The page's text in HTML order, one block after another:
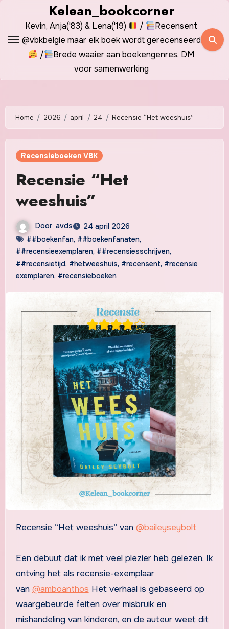
de
Kelean_bookcorner
Kevin, Anja('83) & Lena('19) /
Recensent
@vbkbelgie maar elk boek wordt gerecenseerd
/
Brede waaier aan boekengenres, DM
voor samenwerking
Home 2026 april 24 Recensie “Het weeshuis”
Recensieboeken VBK
Recensie “Het
weeshuis”
Door avds
24 april 2026
##boekenfan, ##boekenfanaten,
##recensieexemplaren, ##recensiesschrijven,
##recensietijd, #hetweeshuis, #recensent, #recensie
exemplaren, #recensieboeken
Recensie “Het weeshuis” van @baileyseybolt
Een debuut dat ik met veel plezier heb gelezen. Ik
ontving het als recensie-exemplaar
van @amboanthos Het verhaal is gebaseerd op
waargebeurde feiten over misbruik en
mishandeling van kinderen, en de auteur weet dit